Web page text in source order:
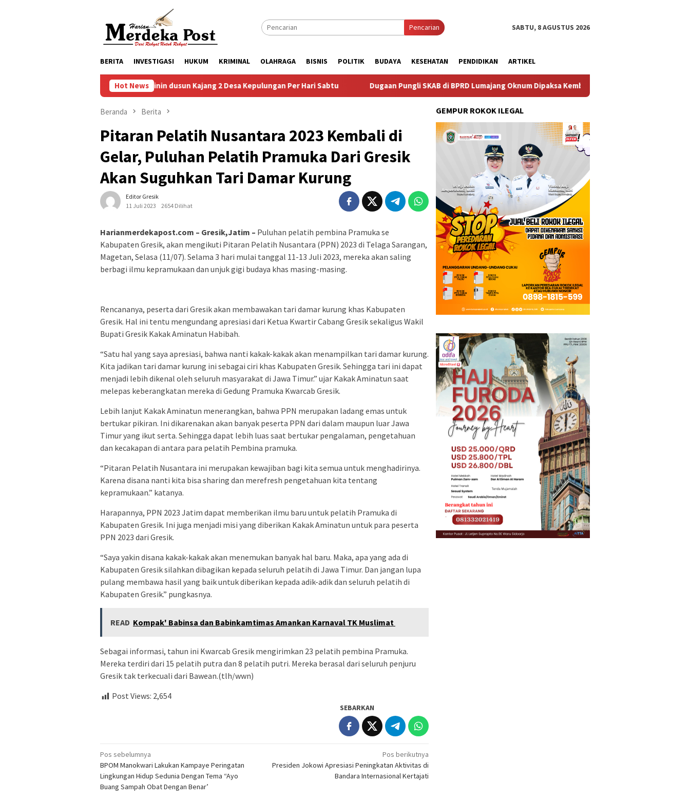
Pencarian SABTU, 8 AGUSTUS 2026
BERITA INVESTIGASI HUKUM KRIMINAL OLAHRAGA BISNIS POLITIK BUDAYA KESEHATAN PENDIDIKAN ARTIKEL
Hot News
Masjid Baitul Mukminin dusun Kajang 2 Desa Kepulungan Per Hari Sabtu Dugaan Pungli SKAB di BPRD Lumajang Oknum Dipaksa Kembalikan Uang Tanpa Prosedur Resmi
Beranda Berita
Pitaran Pelatih Nusantara 2023 Kembali di
Gelar, Puluhan Pelatih Pramuka Dari Gresik
Akan Suguhkan Tari Damar Kurung
Editor Gresik
11 Juli 2023
2654 Dilihat
Harianmerdekapost.com – Gresik,Jatim – Puluhan pelatih pembina Pramuka se
Kabupaten Gresik, akan mengikuti Pitaran Pelatih Nusantara (PPN) 2023 di Telaga Sarangan,
Magetan, Selasa (11/07). Selama 3 hari mulai tanggal 11-13 Juli 2023, mereka akan saling
berbagi ilmu kepramukaan dan unjuk gigi budaya khas masing-masing.
Rencananya, peserta dari Gresik akan membawakan tari damar kurung khas Kabupaten
Gresik. Hal ini tentu mengundang apresiasi dari Ketua Kwartir Cabang Gresik sekaligus Wakil
Bupati Gresik Kakak Aminatun Habibah.
“Satu hal yang saya apresiasi, bahwa nanti kakak-kakak akan menampilkan tari damar kurung.
Kita jadikan tari damar kurung ini sebagai ciri khas Kabupaten Gresik. Sehingga tari ini dapat
menjadi lebih dikenal oleh seluruh masyarakat di Jawa Timur.” ujar Kakak Aminatun saat
melepas keberangkatan mereka di Gedung Pramuka Kwarcab Gresik.
Lebih lanjut Kakak Aminatun menerangkan, bahwa PPN merupakan ladang emas untuk
bertukar pikiran. Ini dikarenakan akan banyak peserta PPN dari dalam maupun luar Jawa
Timur yang ikut serta. Sehingga dapat lebih luas saat bertukar pengalaman, pengetahuan
dan kecakapan di antara para pelatih Pembina pramuka.
“Pitaran Pelatih Nusantara ini merupakan kewajiban bagi kita semua untuk menghadirinya.
Karena disana nanti kita bisa sharing dan merefresh pengetahuan kita tentang
kepramukaan.” katanya.
Harapannya, PPN 2023 Jatim dapat memberikan ilmu baru untuk pelatih Pramuka di
Kabupaten Gresik. Ini juga menjadi misi yang diberikan Kakak Aminatun untuk para peserta
PPN 2023 dari Gresik.
“Saya yakin disana kakak-kakak akan menemukan banyak hal baru. Maka, apa yang ada di
Kabupaten Gresik silahkan dibagikan kepada seluruh pelatih di Jawa Timur. Dan jangan lupa
pulang membawa hasil yang baik untuk diberikan kepada adik-adik dan seluruh pelatih di
Kabupaten Gresik.” pungkasnya.
READ Kompak' Babinsa dan Babinkamtimas Amankan Karnaval TK Muslimat
Sebagai informasi, tahun ini Kwarcab Gresik mengirimkan 23 pelatih pembina Pramuka.
Mereka terdiri dari 15 pelatih putra dan 8 pelatih putri. Mereka berasal dari seluruh penjuru
Gresik tak terkecuali dari Bawean.(tlh/wwn)
Post Views: 2,654
SEBARKAN
Navigasi
pos
Pos sebelumnya
BPOM Manokwari Lakukan Kampaye Peringatan
Lingkungan Hidup Sedunia Dengan Tema “Ayo
Buang Sampah Obat Dengan Benar’
Pos berikutnya
Presiden Jokowi Apresiasi Peningkatan Aktivitas di
Bandara Internasional Kertajati
GEMPUR ROKOK ILEGAL